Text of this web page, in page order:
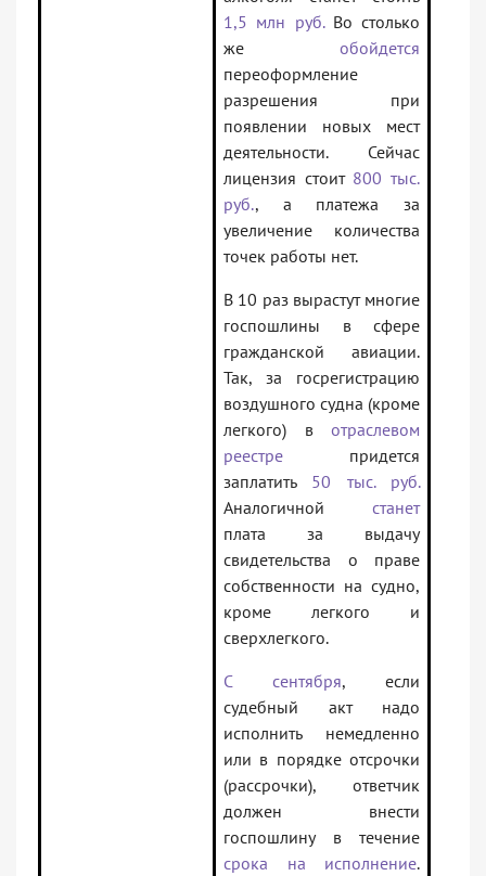
1,5 млн руб.Во столько
же обойдется
переоформление
разрешения при
появлении новых мест
деятельности. Сейчас
лицензия стоит 800 тыс.
руб., а платежа за
увеличение количества
точек работы нет.
В 10 раз вырастут многие
госпошлины в сфере
гражданской авиации.
Так, за госрегистрацию
воздушного судна (кроме
легкого) в отраслевом
реестре придется
заплатить 50 тыс. руб.
Аналогичной станет
плата за выдачу
свидетельства о праве
собственности на судно,
кроме легкого и
сверхлегкого.
С сентября, если
судебный акт надо
исполнить немедленно
или в порядке отсрочки
(рассрочки), ответчик
должен внести
госпошлину в течение
срока на исполнение.